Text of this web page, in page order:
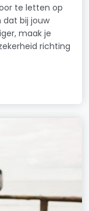
te letten op
dat bij jouw
maak je
richting